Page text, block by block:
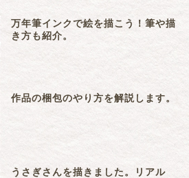
万年筆インクで絵を描こう！筆や描
き方も紹介。
作品の梱包のやり方を解説します。
うさぎさんを描きました。リアル